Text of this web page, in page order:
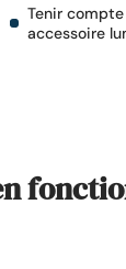
Tenir
accessoire